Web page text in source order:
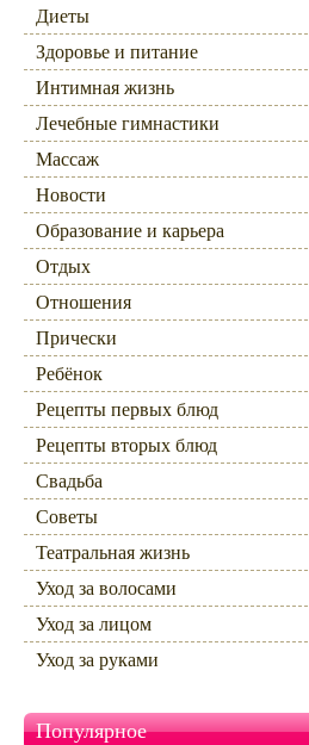
Диеты
Здоровье и питание
Интимная жизнь
Лечебные гимнастики
Массаж
Новости
Образование и карьера
Отдых
Отношения
Прически
Ребёнок
Рецепты первых блюд
Рецепты вторых блюд
Свадьба
Советы
Театральная жизнь
Уход за волосами
Уход за лицом
Уход за руками
Популярное